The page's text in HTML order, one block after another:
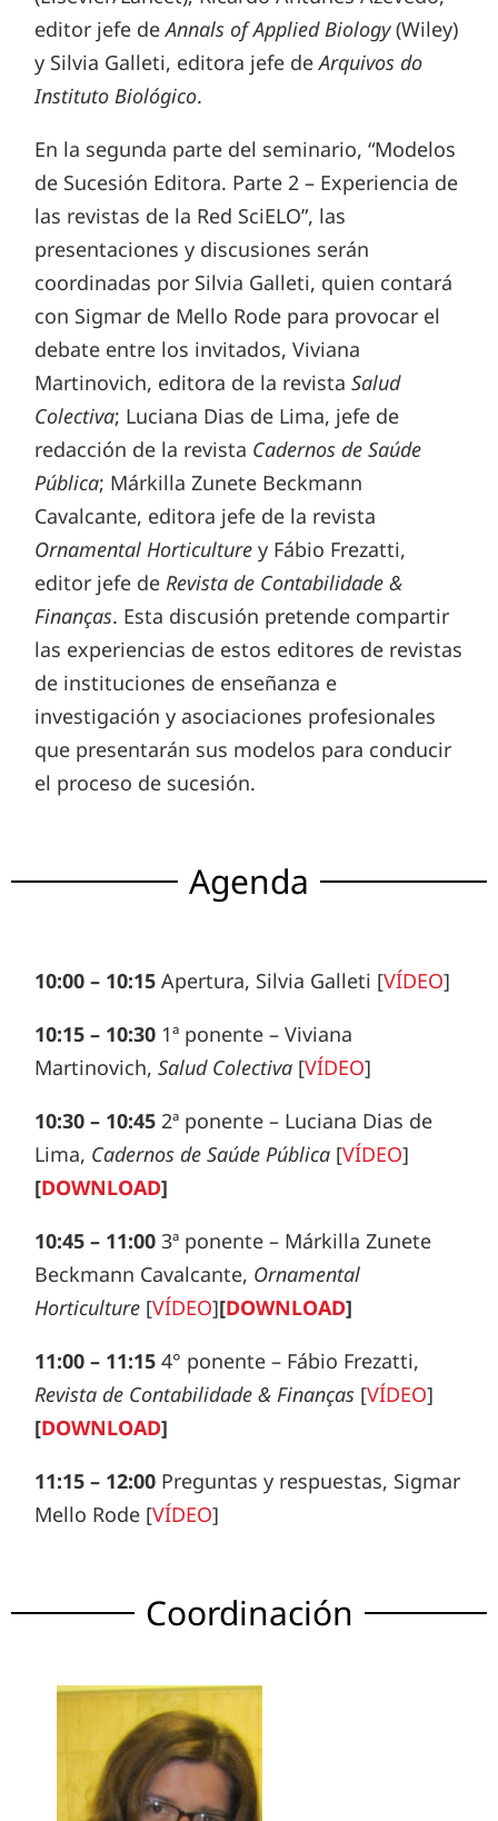
editor jefe deAnnals of Applied Biology(Wiley)
y Silvia Galleti, editora jefe deArquivos do
Instituto Biológico.
En la segunda parte del seminario, “Modelos
de Sucesión Editora. Parte 2 – Experiencia de
las revistas de la Red SciELO”, las
presentaciones y discusiones serán
coordinadas por Silvia Galleti, quien contará
con Sigmar de Mello Rode para provocar el
debate entre los invitados, Viviana
Martinovich, editora de la revistaSalud
Colectiva; Luciana Dias de Lima, jefe de
redacción de la revista Cadernos de Saúde
Pública; Márkilla Zunete Beckmann
Cavalcante, editora jefe de la revista
Ornamental Horticulture y Fábio Frezatti,
editor jefe deRevista de Contabilidade &
Finanças. Esta discusión pretende compartir
las experiencias de estos editores de revistas
de instituciones de enseñanza e
investigación y asociaciones profesionales
que presentarán sus modelos para conducir
el proceso de sucesión.
Agenda
10:00 – 10:15 Apertura, Silvia Galleti [VÍDEO]
10:15 – 10:30 1ª ponente – Viviana
Martinovich,Salud Colectiva [VÍDEO]
10:30 – 10:45 2ª ponente – Luciana Dias de
Lima, Cadernos de Saúde Pública [VÍDEO]
[DOWNLOAD]
10:45 – 11:00 3ª ponente – Márkilla Zunete
Beckmann Cavalcante, Ornamental
Horticulture [VÍDEO][DOWNLOAD]
11:00 – 11:15 4° ponente – Fábio Frezatti,
Revista de Contabilidade & Finanças [VÍDEO]
[DOWNLOAD]
11:15 – 12:00 Preguntas y respuestas, Sigmar
Mello Rode [VÍDEO]
Coordinación